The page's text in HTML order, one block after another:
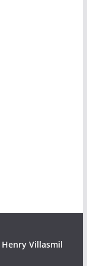
Henry Villasmil